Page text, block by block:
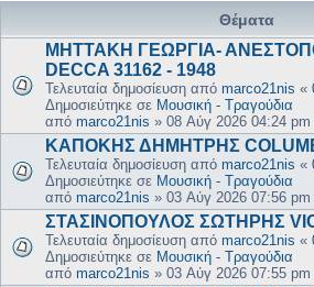
Θέματα
ΜΗΤΤΑΚΗ ΓΕΩΡΓΙΑ-
DECCA 31162 - 1948
Τελευταία δημοσίευση από marco21nis «
Δημοσιεύτηκε σε Μουσική - Τραγούδια
από marco21nis » 08 Αύγ 2026 04:24 pm
ΚΑΠΟΚΗΣ ΔΗΜΗΤΡΗΣ
Τελευταία δημοσίευση από marco21nis «
Δημοσιεύτηκε σε Μουσική - Τραγούδια
από marco21nis » 03 Αύγ 2026 07:56 pm
ΣΤΑΣΙΝΟΠΟΥΛΟΣ ΣΩΤΗΡΗΣ
Τελευταία δημοσίευση από marco21nis «
Δημοσιεύτηκε σε Μουσική - Τραγούδια
από marco21nis » 03 Αύγ 2026 07:55 pm